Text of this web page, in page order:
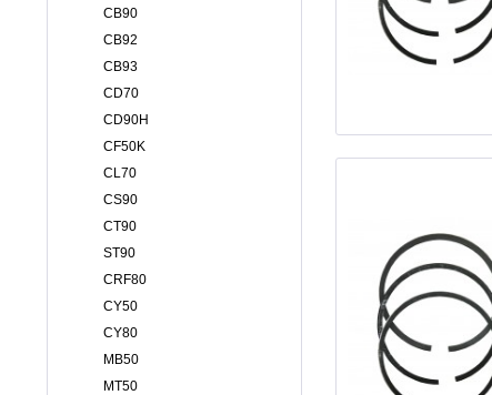
CB90
CB92
CB93
CD70
CD90H
CF50K
CL70
CS90
CT90
ST90
CRF80
CY50
CY80
MB50
MT50